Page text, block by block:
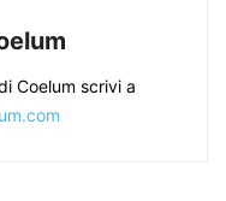
Coelum scrivi a